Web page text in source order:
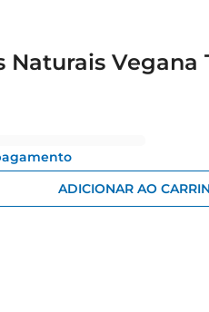
Naturais Vegana
ADICIONAR AO